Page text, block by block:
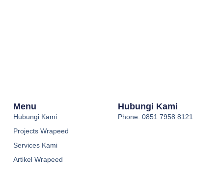
Menu
Hubungi Kami
Projects Wrapeed
Services Kami
Artikel Wrapeed
Hubungi Kami
Phone: 0851 7958 8121